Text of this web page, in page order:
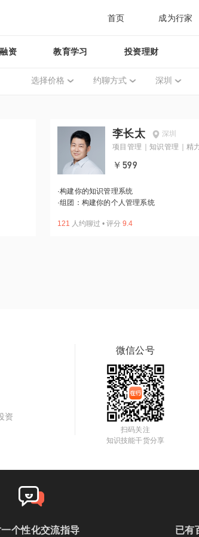
首页 成为行家
资 教育学习 投资理财
选择价格 约聊方式 深圳
李长太
深圳
项目管理｜知识管理｜精
￥599
·构建你的知识管理系统
·组团：构建你的个人管理系统
121 人约聊过 • 评分 9.4
资
微信公号
扫码关注
知识技能干货分享
个性化交流指导 已有